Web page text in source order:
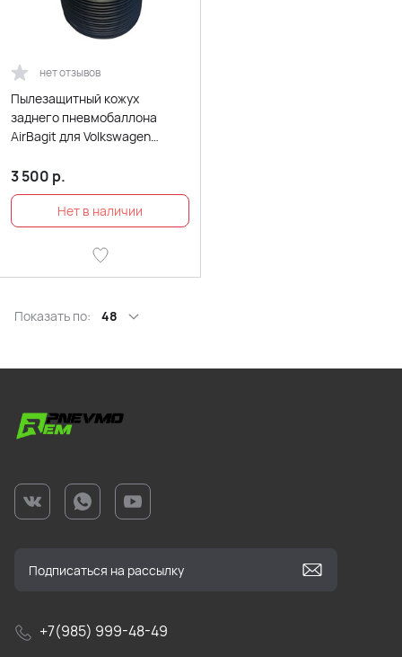
нет отзывов
Пылезащитный кожух
заднего пневмобаллона
AirBagit для Volkswagen
3 500 р.
Показать по: 48
+7(985) 999-48-49